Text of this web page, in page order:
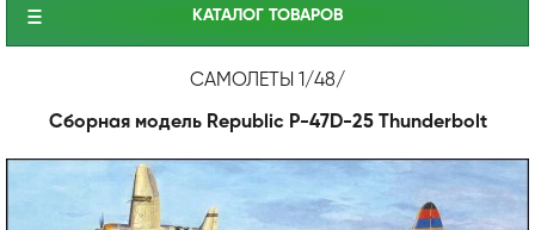
КАТАЛОГ ТОВАРОВ
САМОЛЕТЫ 1/48/
Сборная модель Republic P-47D-25 Thunderbolt